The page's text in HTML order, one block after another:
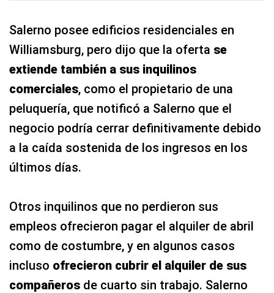
Salerno posee edificios residenciales en
Williamsburg, pero dijo que la oferta se
extiende también a sus inquilinos
comerciales, como el propietario de una
peluquería, que notificó a Salerno que el
negocio podría cerrar definitivamente debido
a la caída sostenida de los ingresos en los
últimos días.
Otros inquilinos que no perdieron sus
empleos ofrecieron pagar el alquiler de abril
como de costumbre, y en algunos casos
incluso ofrecieron cubrir el alquiler de sus
compañeros de cuarto sin trabajo. Salerno